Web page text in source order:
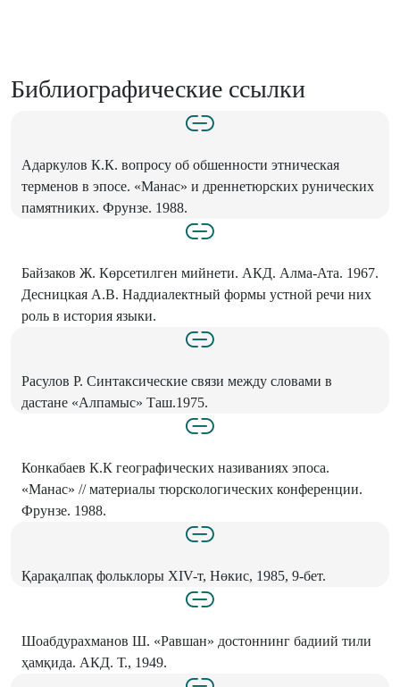
Библиографические ссылки
Адаркулов К.К. вопросу об обшенности этническая
терменов в эпосе. «Манас» и дреннетюрских рунических
памятниких. Фрунзе. 1988.
Байзаков Ж. Көрсетилген мийнети. АКД. Алма-Ата. 1967.
Десницкая А.В. Наддиалектный формы устной речи них
роль в история языки.
Расулов Р. Синтаксические связи между словами в
дастане «Алпамыс» Таш.1975.
Конкабаев К.К географических називаниях эпоса.
«Манас» // материалы тюрскологических конференции.
Фрунзе. 1988.
Қарақалпақ фольклоры XIV-т, Нөкис, 1985, 9-бет.
Шоабдурахманов Ш. «Равшан» достоннинг бадиий тили
ҳамқида. АКД. Т., 1949.